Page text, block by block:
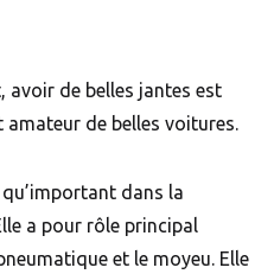
avoir de belles jantes est
de belles voitures.
dans la
a pour rôle principal
et le moyeu. Elle